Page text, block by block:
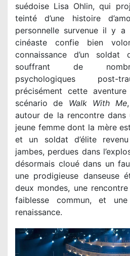
suédoise Lisa Ohlin, qui
teinté d’une histoire
personnelle survenue il y a
cinéaste confie bien
connaissance d’un
souffrant de
psychologiques post-
précisément cette
scénario de Walk With Me
autour de la rencontre dans
jeune femme dont la mère
et un soldat d’élite
jambes, perdues dans
désormais cloué dans un
une prodigieuse danseuse
deux mondes, une
faiblesse commun, et
renaissance.